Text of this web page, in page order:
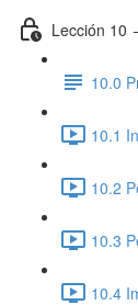
Lección 10
10.0
10.1
10.2
10.3
10.4